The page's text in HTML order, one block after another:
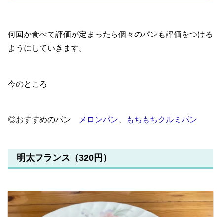
何回か食べて評価が定まったら個々のパンも評価をつける
ようにしていきます。
今のところ
◎おすすめのパン メロンパン もちもちクルミパン
明太フランス（320円）